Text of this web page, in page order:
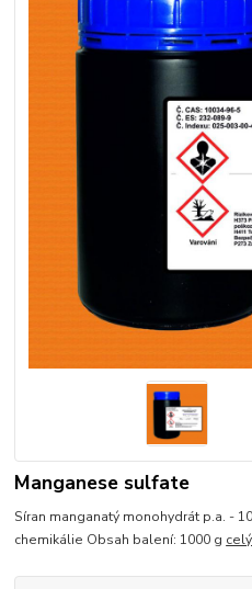
Manganese sulfate
Síran manganatý monohydrát p.a. -
chemikálie Obsah balení: 1000 g